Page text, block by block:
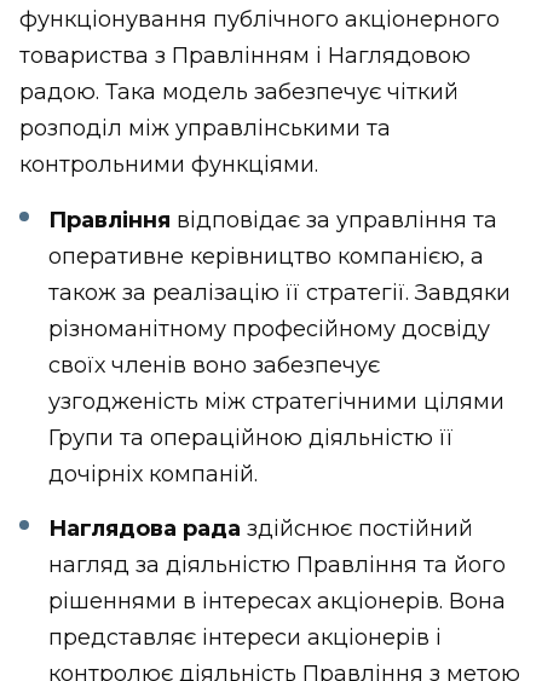
функціонування публічного акціонерного
товариства з Правлінням і Наглядовою
радою. Така модель забезпечує чіткий
розподіл між управлінськими та
контрольними функціями.
Правління відповідає за управління та
оперативне керівництво компанією, а
також за реалізацію її стратегії. Завдяки
різноманітному професійному досвіду
своїх членів воно забезпечує
узгодженість між стратегічними цілями
Групи та операційною діяльністю її
дочірніх компаній.
Наглядова рада здійснює постійний
нагляд за діяльністю Правління та його
рішеннями в інтересах акціонерів. Вона
представляє інтереси акціонерів і
контролює діяльність Правління з метою